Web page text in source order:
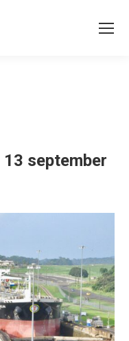
13 september